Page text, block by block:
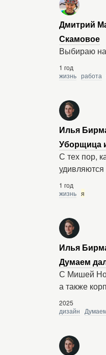
Дмитрий
Скамовое
Выбираю
1 год
жизнь работа
Илья
Уборщица
С тех пор,
удивляются
1 год
жизнь я
Илья
Думаем
С Мишей
а также
2025
дизайн